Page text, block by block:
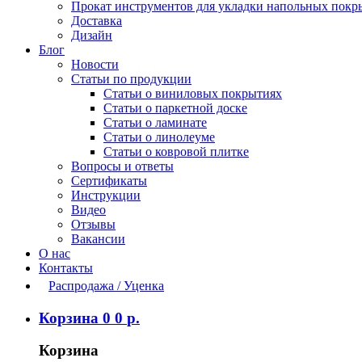
Прокат инструментов для укладки напольных
Доставка
Дизайн
Блог
Новости
Статьи по продукции
Статьи о виниловых покрытиях
Статьи о паркетной доске
Статьи о ламинате
Статьи о линолеуме
Статьи о ковровой плитке
Вопросы и ответы
Сертификаты
Инструкции
Видео
Отзывы
Вакансии
О нас
Контакты
Распродажа / Уценка
Корзина 0 0 р.
Корзина